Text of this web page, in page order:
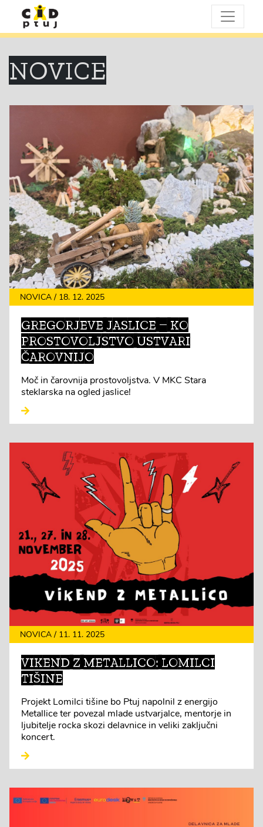
NOVICE
NOVICA / 18. 12. 2025
GREGORJEVE JASLICE – KO
PROSTOVOLJSTVO USTVARI
ČAROVNIJO
Moč in čarovnija prostovoljstva. V MKC Stara
steklarska na ogled jaslice!
NOVICA / 11. 11. 2025
VIKEND Z METALLICO: LOMILCI
TIŠINE
Projekt Lomilci tišine bo Ptuj napolnil z energijo
Metallice ter povezal mlade ustvarjalce, mentorje in
ljubitelje rocka skozi delavnice in veliki zaključni
koncert.